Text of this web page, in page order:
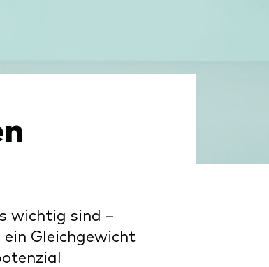
wichtig sind –
Gleichgewicht